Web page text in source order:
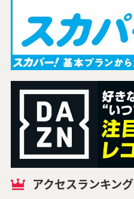
アクセスランキング